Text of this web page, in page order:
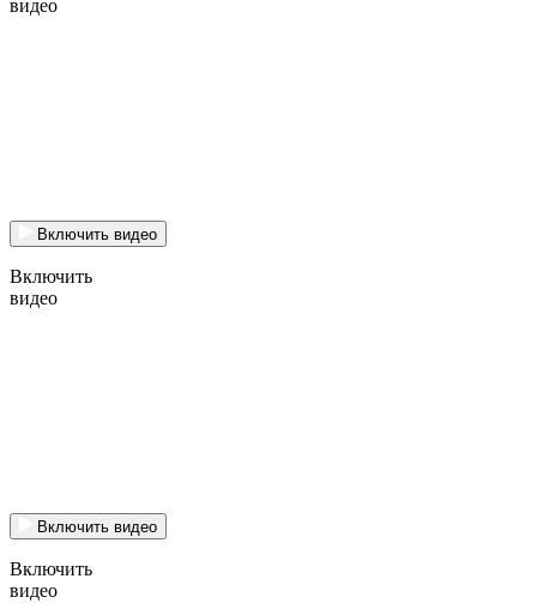
видео
Включить видео
Включить
видео
Включить видео
Включить
видео